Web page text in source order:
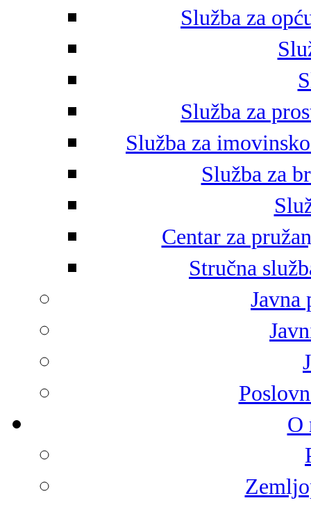
Služba za
Služba za
Služba za
Služba za
Centar za
Stručna
Javna
O